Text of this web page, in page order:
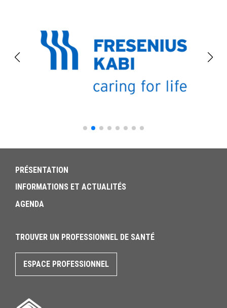
PRÉSENTATION
INFORMATIONS ET ACTUALITÉS
AGENDA
TROUVER UN PROFESSIONNEL DE SANTÉ
ESPACE PROFESSIONNEL